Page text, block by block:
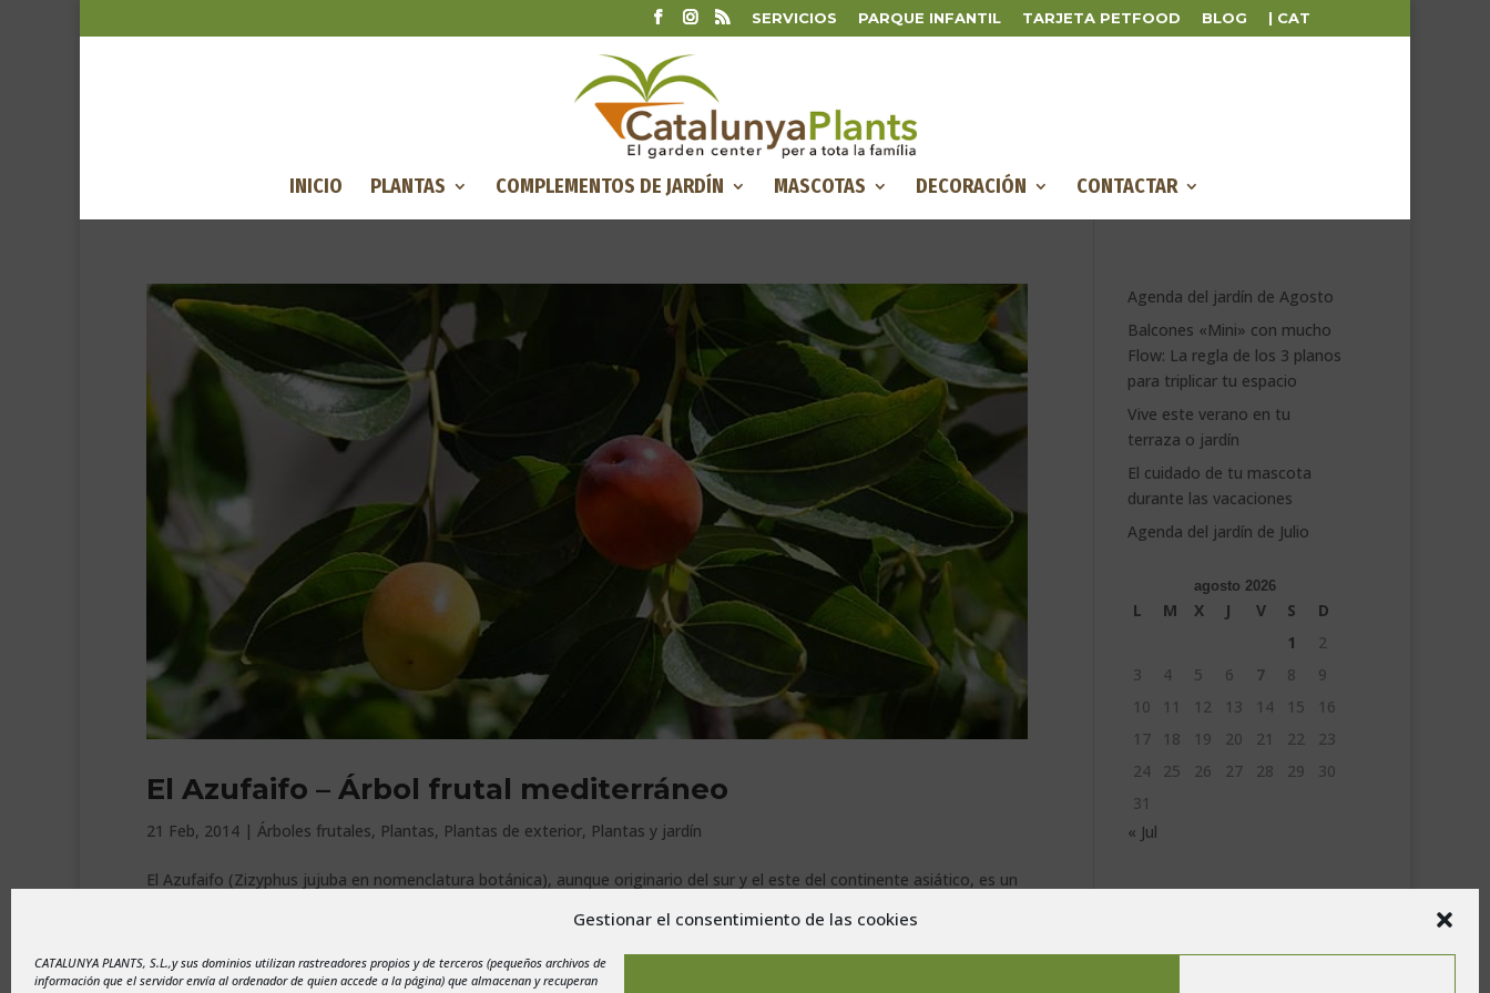
Gestionar el consentimiento de las cookies
CATALUNYA PLANTS, S.L.,y sus dominios utilizan rastreadores propios y de terceros (pequeños archivos de
información que el servidor envía al ordenador de quien accede a la página) que almacenan y recuperan
SERVICIOS PARQUE INFANTIL TARJETA PETFOOD BLOG | CAT
INICIO PLANTAS COMPLEMENTOS DE JARDÍN MASCOTAS DECORACIÓN CONTACTAR
El Azufaifo – Árbol frutal mediterráneo
21 Feb, 2014 | Árboles frutales, Plantas, Plantas de exterior, Plantas y jardín
El Azufaifo (Zizyphus jujuba en nomenclatura botánica), aunque originario del sur y el este del continente asiático, es un
Agenda del jardín de Agosto
Balcones «Mini» con mucho
Flow: La regla de los 3 planos
para triplicar tu espacio
Vive este verano en tu
terraza o jardín
El cuidado de tu mascota
durante las vacaciones
Agenda del jardín de Julio
agosto 2026
L M X J V S
D
1
2
3
4 5 6 7 8
9
10
11 12 13 14 15
16
17
18 19 20 21 22
23
24
25 26 27 28 29
30
31
« Jul